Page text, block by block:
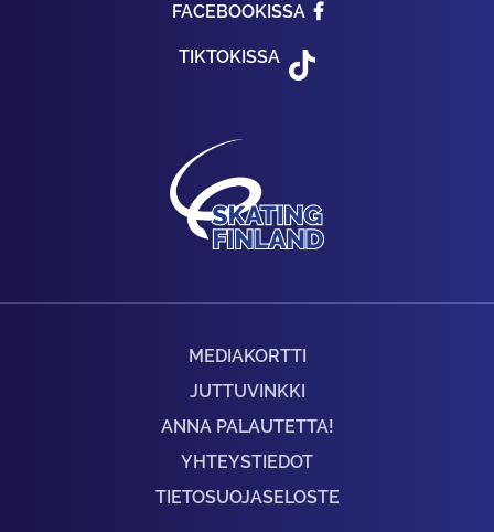
FACEBOOKISSA
TIKTOKISSA
MEDIAKORTTI
JUTTUVINKKI
ANNA PALAUTETTA!
YHTEYSTIEDOT
TIETOSUOJASELOSTE